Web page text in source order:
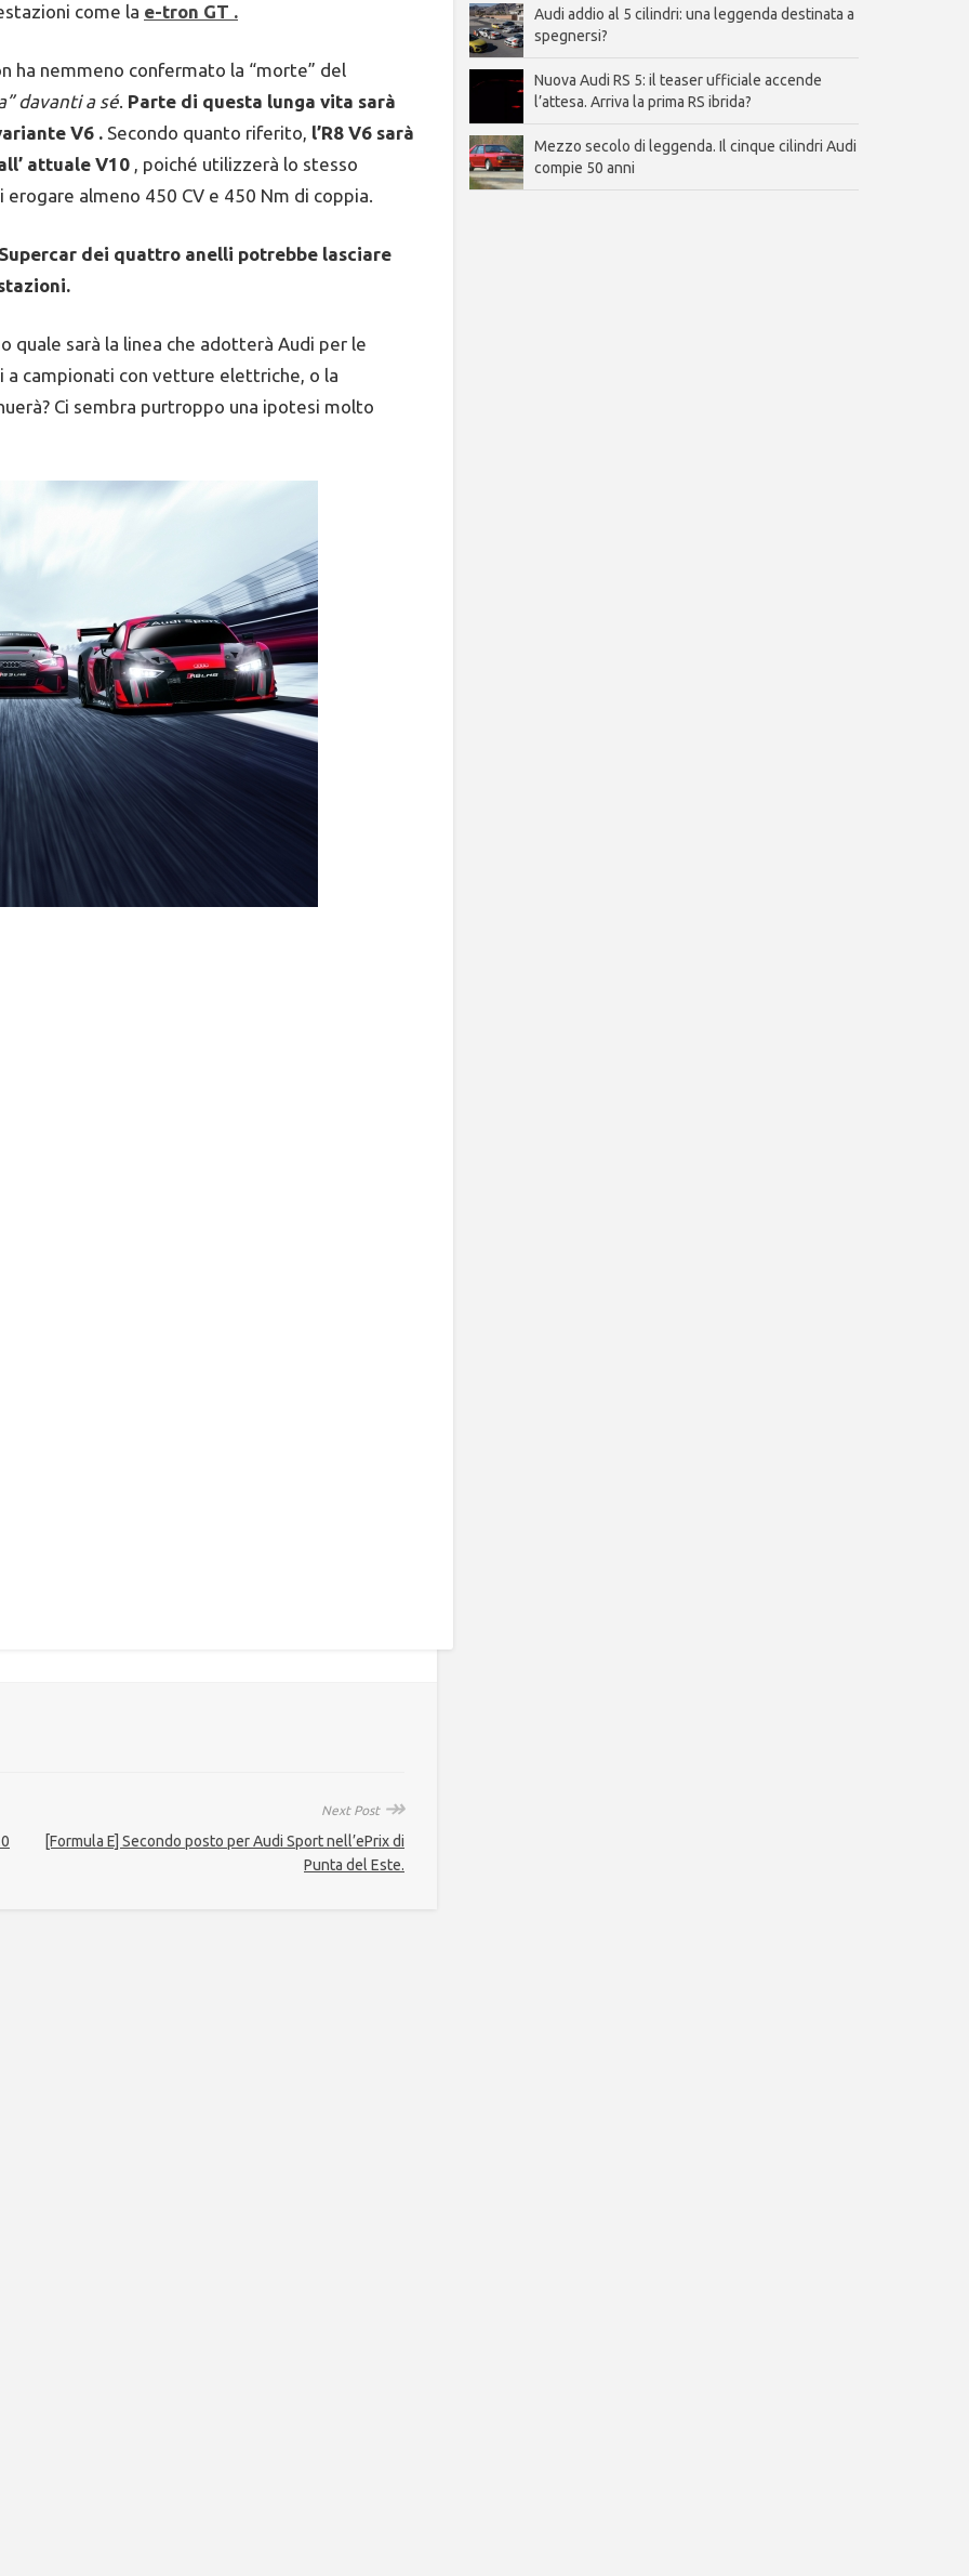
come la e-tron GT .
ha nemmeno confermato la “morte” del
davanti a sé. Parte di questa lunga vita sarà
V6 . Secondo quanto riferito, l’R8 V6 sarà
attuale V10 , poiché utilizzerà lo stesso
almeno 450 CV e 450 Nm di coppia.
dei quattro anelli potrebbe lasciare
quale sarà la linea che adotterà Audi per le
a campionati con vetture elettriche, o la
Ci sembra purtroppo una ipotesi molto
Next Post ↠
[Formula E] Secondo posto per Audi Sport nell’ePrix di
Punta del Este.
Audi addio al 5 cilindri: una leggenda destinata a
spegnersi?
Nuova Audi RS 5: il teaser ufficiale accende
l’attesa. Arriva la prima RS ibrida?
Mezzo secolo di leggenda. Il cinque cilindri Audi
compie 50 anni